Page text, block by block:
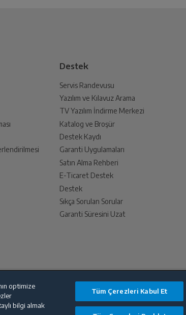
Edin
ile birlikte yetkili servise teslim edin.
sonra İade süreciniz tamamlanacaktır.
sonrasında ücret iadeniz en kısa süre
Destek
Servis Randevusu
Yazılım ve Kılavuz Arama
TV Yazılım İndirme Merkezi
Katalog ve Broşür
Destek Kaydı
Garanti Uygulamaları
Satın Alma Rehberi
E-Ticaret Destek
Destek
Sıkça Sorulan Sorular
Garanti Süresini Uzat
optimize
bilgi almak
Tüm Çerezleri Kabul Et